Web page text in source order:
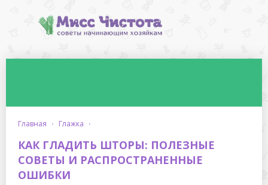
главная · глажка ·
КАК ГЛАДИТЬ ШТОРЫ: ПОЛЕЗНЫЕ
СОВЕТЫ И РАСПРОСТРАНЕННЫЕ
ОШИБКИ